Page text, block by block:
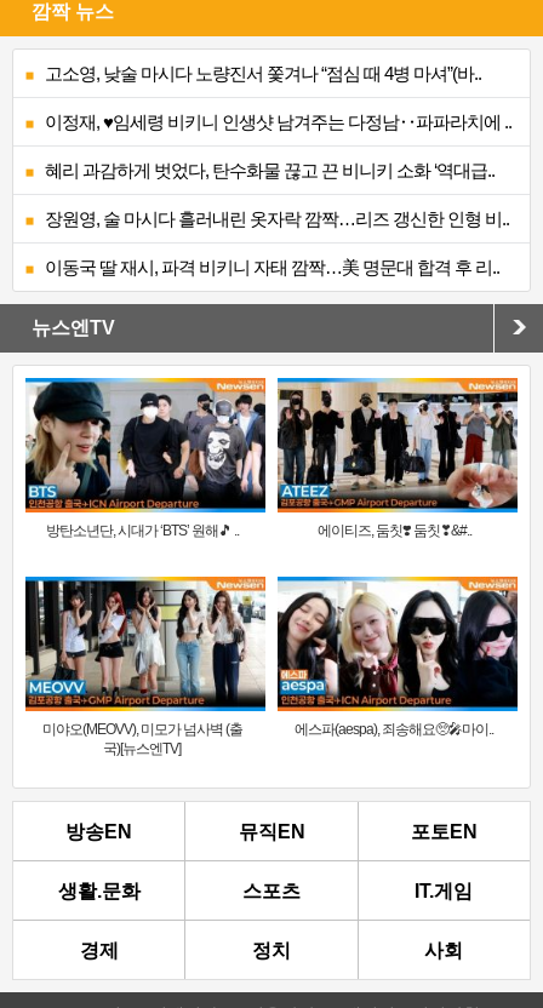
깜짝 뉴스
고소영, 낮술 마시다 노량진서 쫓겨나 “점심 때 4병 마셔”(바..
이정재, ♥임세령 비키니 인생샷 남겨주는 다정남‥파파라치에 ..
혜리 과감하게 벗었다, 탄수화물 끊고 끈 비니키 소화 ‘역대급..
장원영, 술 마시다 흘러내린 옷자락 깜짝…리즈 갱신한 인형 비..
이동국 딸 재시, 파격 비키니 자태 깜짝…美 명문대 합격 후 리..
뉴스엔TV
방탄소년단, 시대가 ‘BTS’ 원해🎵 .. 에이티즈, 둠칫❣️ 둠칫❣&#..
미야오(MEOVV), 미모가 넘사벽 (출
국)[뉴스엔TV]
에스파(aespa), 죄송해요🥺🎤마이..
방송EN 뮤직EN 포토EN
생활.문화 스포츠 IT.게임
경제 정치 사회